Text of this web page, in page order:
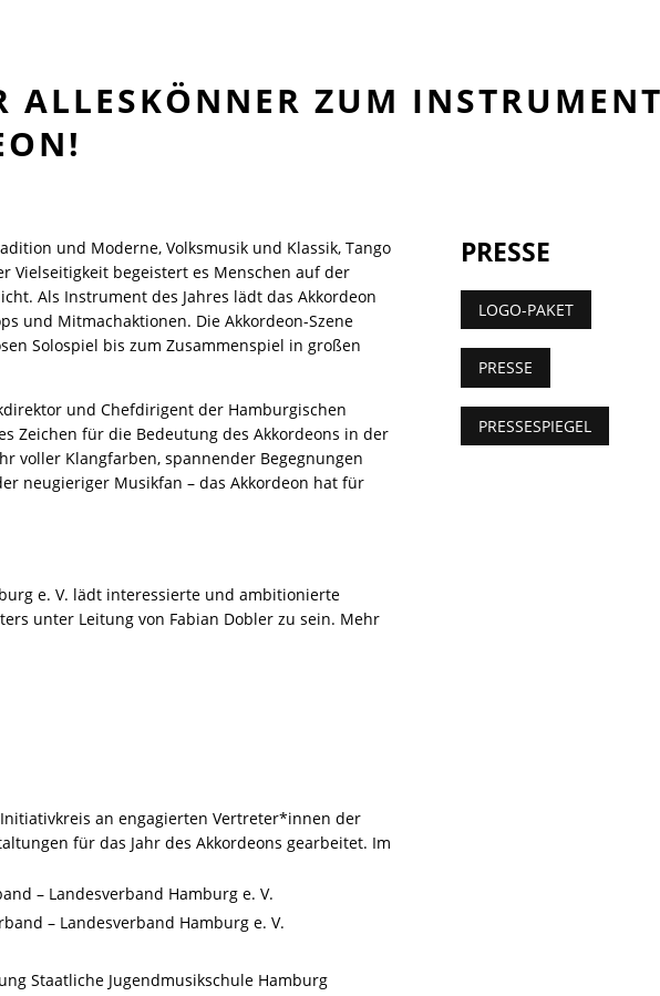
ALLESKÖNNER ZUM
und Moderne, Volksmusik und Klassik, Tango
Vielseitigkeit begeistert es Menschen auf der
Als Instrument des Jahres lädt das Akkordeon
und Mitmachaktionen. Die Akkordeon-Szene
Solospiel bis zum Zusammenspiel in großen
und Chefdirigent der Hamburgischen
Zeichen für die Bedeutung des Akkordeons in der
voller Klangfarben, spannender Begegnungen
neugieriger Musikfan – das Akkordeon hat für
e. V. lädt interessierte und ambitionierte
unter Leitung von Fabian Dobler zu sein. Mehr
an engagierten Vertreter*innen der
für das Jahr des Akkordeons gearbeitet. Im
– Landesverband Hamburg e. V.
– Landesverband Hamburg e. V.
Staatliche Jugendmusikschule Hamburg
PRESSE
LOGO-PAKET
PRESSE
PRESSESPIEGEL